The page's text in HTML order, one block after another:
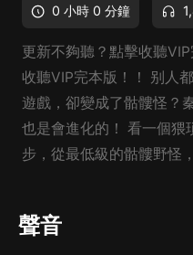
0 小時 0 分鐘
更新不夠聽？點擊收聽
收聽VIP完本版！！ 别人
遊戲，卻變成了骷髏怪？
也是會進化的！ 看一個猥
步，從最低級的骷髏野怪
聲音